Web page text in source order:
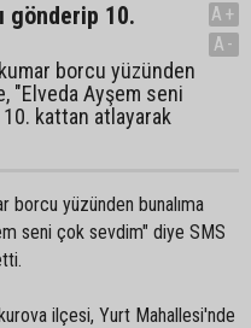
gönderip 10.
borcu yüzünden
"Elveda Ayşem seni
kattan atlayarak
A+
A-
borcu yüzünden bunalıma
seni çok sevdim" diye SMS
ilçesi, Yurt Mahallesi'nde